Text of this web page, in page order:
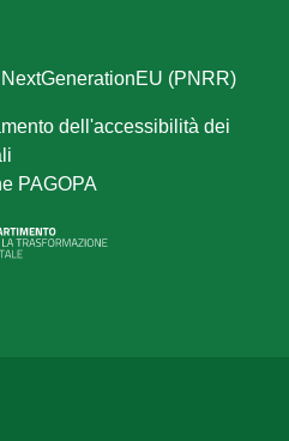
(PNRR)
dell'accessibilità dei
PAGOPA